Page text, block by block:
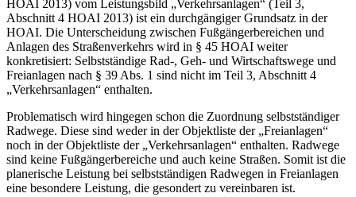
HOAI 2013) vom Leistungsbild „Verkehrsanlagen“ (Teil 3,
Abschnitt 4 HOAI 2013) ist ein durchgängiger Grundsatz in der
HOAI. Die Unterscheidung zwischen Fußgängerbereichen und
Anlagen des Straßenverkehrs wird in § 45 HOAI weiter
konkretisiert: Selbstständige Rad-, Geh- und Wirtschaftswege und
Freianlagen nach § 39 Abs. 1 sind nicht im Teil 3, Abschnitt 4
„Verkehrsanlagen“ enthalten.
Problematisch wird hingegen schon die Zuordnung selbstständiger
Radwege. Diese sind weder in der Objektliste der „Freianlagen“
noch in der Objektliste der „Verkehrsanlagen“ enthalten. Radwege
sind keine Fußgängerbereiche und auch keine Straßen. Somit ist die
planerische Leistung bei selbstständigen Radwegen in Freianlagen
eine besondere Leistung, die gesondert zu vereinbaren ist.